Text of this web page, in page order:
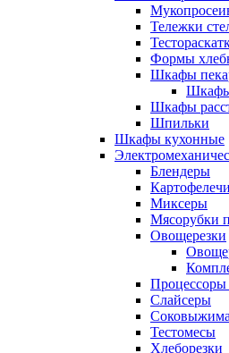
Тележки
Формы
Шкафы
Шкафы
Шкафы
Шпильки
Шкафы кухонные
Блендеры
Миксеры
Мясорубки
Овощерезки
Слайсеры
Тестомесы
Хлеборезки